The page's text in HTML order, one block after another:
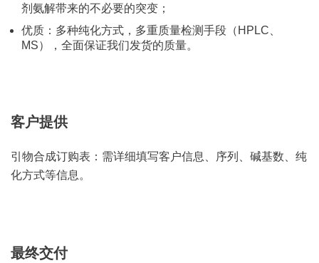
剂氨解带来的不必要的突变；
优质：多种纯化方式，多重质量检测手段（HPLC、
MS），全面保证我们发货的质量。
客户提供
引物合成订购表：需详细填写客户信息、序列、碱基数、纯
化方式等信息。
最终交付